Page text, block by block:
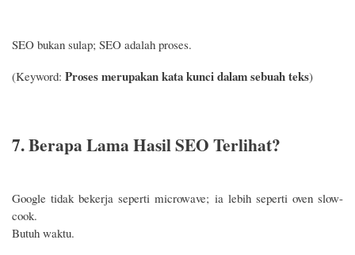
SEO bukan sulap; SEO adalah proses.
(Keyword: Proses merupakan kata kunci dalam sebuah teks)
7. Berapa Lama Hasil SEO Terlihat?
Google tidak bekerja seperti microwave; ia lebih seperti oven slow-
cook.
Butuh waktu.